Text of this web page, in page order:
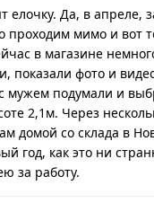
елочку. Да, в апреле,
проходим мимо и вот
в магазине
показали фото и
мужем подумали и
2,1м. Через
домой со склада в
год, как это ни
за работу.